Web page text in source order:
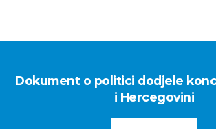
Dokument o politici dodjele
i Hercegovini